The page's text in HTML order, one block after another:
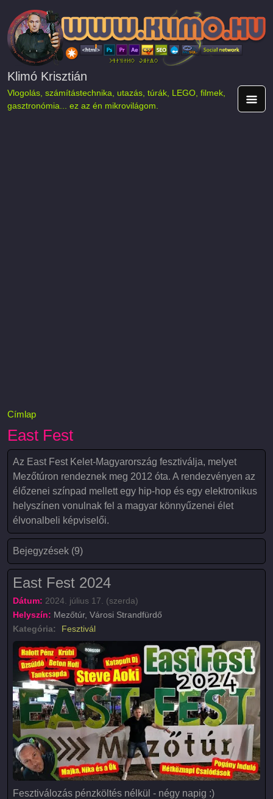
Klimó Krisztián
Vlogolás, számítástechnika, utazás, túrák, LEGO, filmek,
gasztronómia... ez az én mikrovilágom.
Címlap
East Fest
Az East Fest Kelet-Magyarország fesztiválja, melyet
Mezőtúron rendeznek meg 2012 óta. A rendezvényen az
élőzenei színpad mellett egy hip-hop és egy elektronikus
helyszínen vonulnak fel a magyar könnyűzenei élet
élvonalbeli képviselői.
Bejegyzések (9)
East Fest 2024
Dátum: 2024. július 17. (szerda)
Helyszín: Mezőtúr, Városi Strandfürdő
Kategória:
Fesztivál
Fesztiválozás pénzköltés nélkül - négy napig :)